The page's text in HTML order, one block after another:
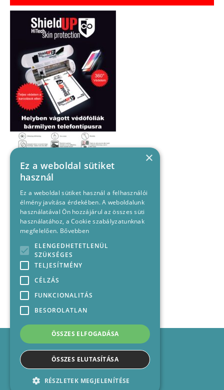
Impresszum
Médiajánlat
Felhasználási feltételek
Kapcsolat
×
Ez a weboldal sütiket
használ
Ez a weboldal sütiket használ a felhasználói
élmény javítása érdekében. A weboldalunk
használatával Ön hozzájárul az összes süti
használatához, a Cookie szabályzatunknak
megfelelően. Bővebben
ELENGEDHETETLENÜL
SZÜKSÉGES
TELJESÍTMÉNY
CÉLZÁS
FUNKCIONALITÁS
BESOROLATLAN
ÖSSZES ELFOGADÁSA
ÖSSZES ELUTASÍTÁSA
RÉSZLETEK MEGJELENÍTÉSE